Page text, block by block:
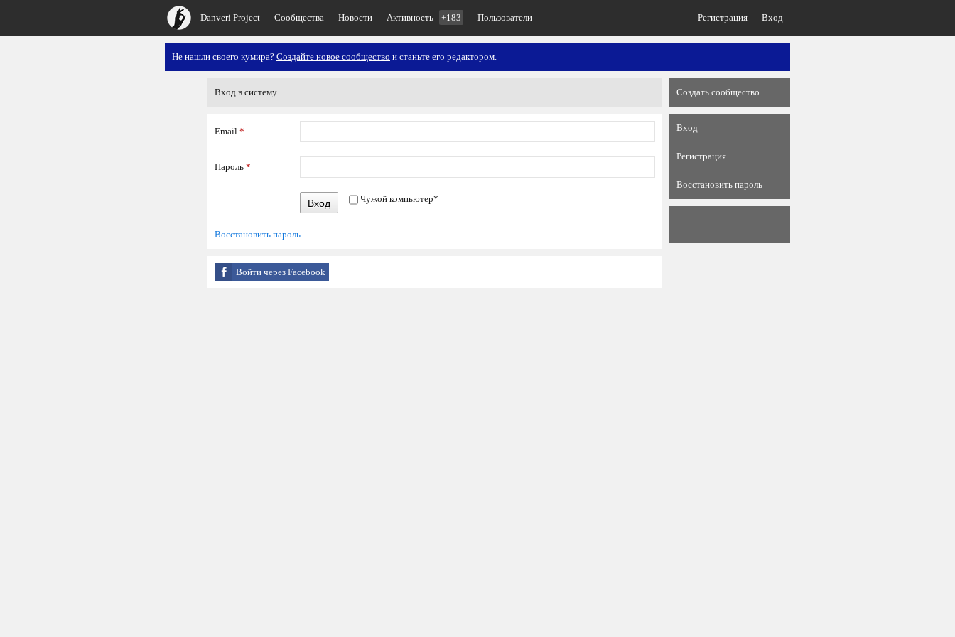
Danveri Project Сообщества Новости Активность +183 Пользователи Регистрация Вход
Не нашли своего кумира? Создайте новое сообщество и станьте его редактором.
Вход в систему
Email *
Пароль *
Вход Чужой компьютер*
Восстановить пароль
Войти через Facebook
Создать сообщество
Вход
Регистрация
Восстановить пароль